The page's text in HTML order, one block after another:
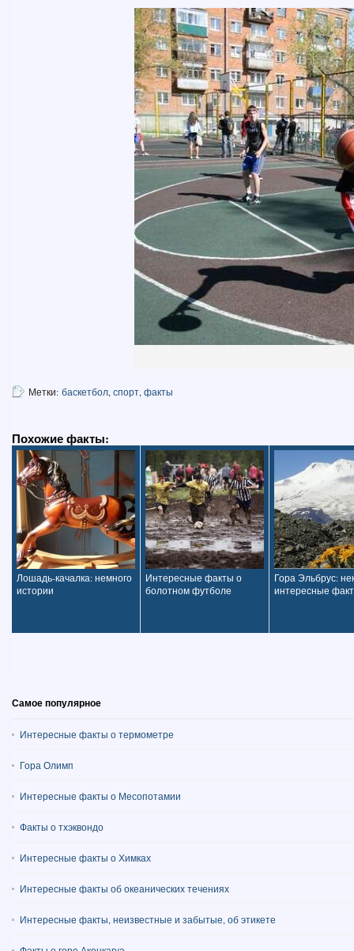
Метки: баскетбол, спорт, факты
Похожие факты:
Лошадь-качалка: немного
истории
Интересные факты о
болотном футболе
Гора Эльбрус:
интересные
Самое популярное
Интересные факты о термометре
Гора Олимп
Интересные факты о Месопотамии
Факты о тхэквондо
Интересные факты о Химках
Интересные факты об океанических течениях
Интересные факты, неизвестные и забытые, об этикете